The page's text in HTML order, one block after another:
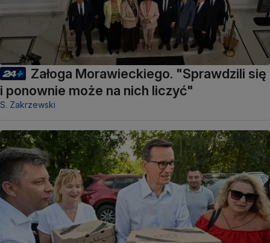
Załoga Morawieckiego. "Sprawdzili się
i ponownie może na nich liczyć"
S. Zakrzewski